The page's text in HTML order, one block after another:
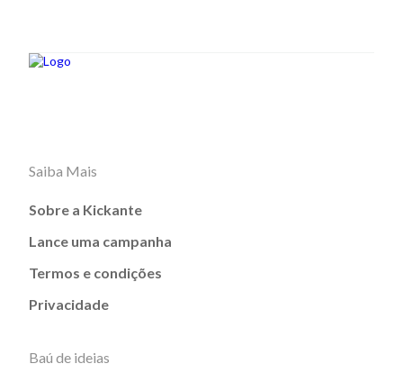
Saiba Mais
Sobre a Kickante
Lance uma campanha
Termos e condições
Privacidade
Baú de ideias